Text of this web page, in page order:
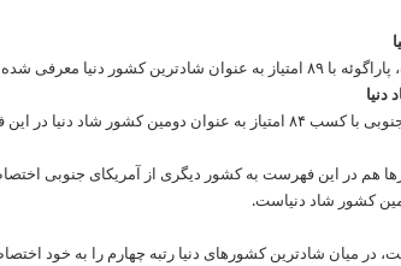
کشور دنیا معرفی شده است.
دنیا
دنیا در این فهرست قرار گرفته است.
هم در این فهرست به کشور دیگری از آمریکای جنوبی
کشور شاد دنیاست.
در میان شادترین کشورهای دنیا رتبه چهارم را به خود